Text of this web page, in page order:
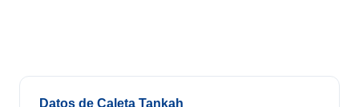
Datos de Caleta Tankah